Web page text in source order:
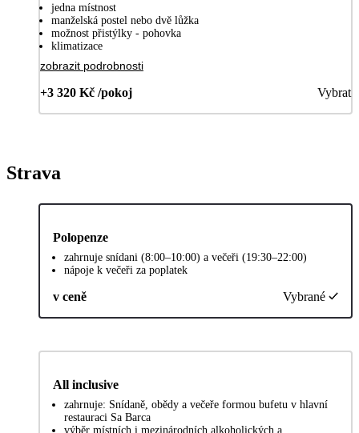
jedna místnost
manželská postel nebo dvě lůžka
možnost přistýlky - pohovka
klimatizace
zobrazit podrobnosti
+3 320 Kč /pokoj Vybrat
Strava
Polopenze
zahrnuje snídani (8:00–10:00) a večeři (19:30–22:00)
nápoje k večeři za poplatek
v ceně Vybrané
All inclusive
zahrnuje: Snídaně, obědy a večeře formou bufetu v hlavní
restauraci Sa Barca
výběr místních i mezinárodních alkoholických a